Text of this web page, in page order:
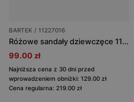
BARTEK / 11227016
Różowe sandały dziewczęce 11227016 z błyszczącą ozdobą
99.00 zł
Najniższa cena z 30 dni przed
wprowadzeniem obniżki: 129.00 zł
Cena regularna: 219.00 zł